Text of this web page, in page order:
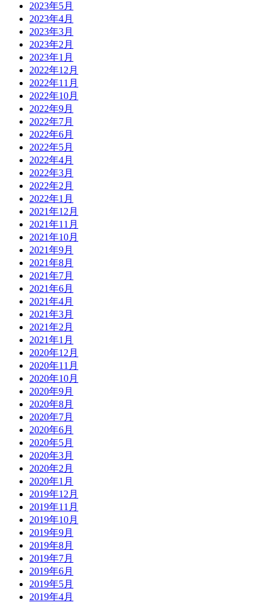
2023年5月
2023年4月
2023年3月
2023年2月
2023年1月
2022年12月
2022年11月
2022年10月
2022年9月
2022年7月
2022年6月
2022年5月
2022年4月
2022年3月
2022年2月
2022年1月
2021年12月
2021年11月
2021年10月
2021年9月
2021年8月
2021年7月
2021年6月
2021年4月
2021年3月
2021年2月
2021年1月
2020年12月
2020年11月
2020年10月
2020年9月
2020年8月
2020年7月
2020年6月
2020年5月
2020年3月
2020年2月
2020年1月
2019年12月
2019年11月
2019年10月
2019年9月
2019年8月
2019年7月
2019年6月
2019年5月
2019年4月